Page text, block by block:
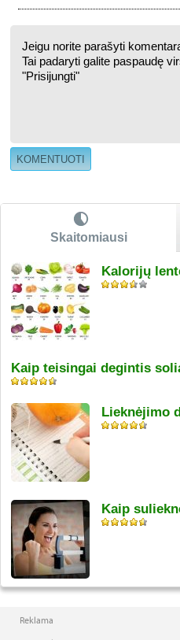
Skaitomiausi
Kalorijų
Kaip teisingai degintis
Lieknėjimo
Kaip
Reklama